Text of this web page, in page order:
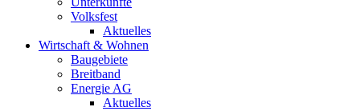
Volksfest
Aktuelles
Wirtschaft & Wohnen
Baugebiete
Breitband
Energie AG
Aktuelles